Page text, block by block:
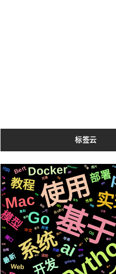
标签云
基
使用
系统ai
Go
Mac
开发
教程
模型
Docker 部署
最新
Web
Bert
接口 js
中文
代码
OS
Ruby
苹果
性能
并发
开源
一个
golang
进阶
复刻
克隆
协程
api
图片
国内
后端
Whisper
深度
记录
通过
svg
生成
结构
运行
音色
响应
原生
芯片
前后
基础
合成
爬虫
属于
情况
协议
页面
简历
快速
识别
布局
声音
可用
数据
字幕
celery